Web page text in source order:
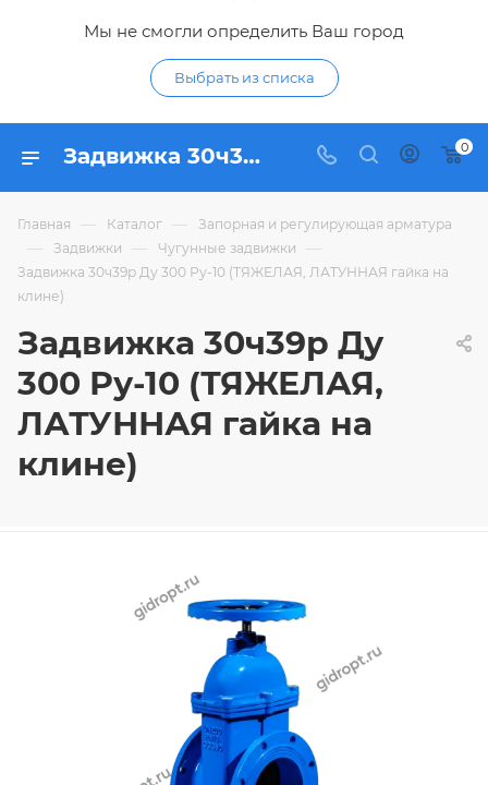
Мы не смогли определить Ваш город
Выбрать из списка
Задвижка 30ч39р Ду 300 Ру-10 (ТЯЖЕЛАЯ, ЛАТУННАЯ гайка на клине) - купить по цене 25 778,85 ₽ в интернет-магазине Гидропромтехника с доставкой в Курске 0
Главная — Каталог — Запорная и регулирующая арматура
— Задвижки — Чугунные задвижки —
Задвижка 30ч39р Ду 300 Ру-10 (ТЯЖЕЛАЯ, ЛАТУННАЯ гайка на
клине)
Задвижка 30ч39р Ду
300 Ру-10 (ТЯЖЕЛАЯ,
ЛАТУННАЯ гайка на
клине)